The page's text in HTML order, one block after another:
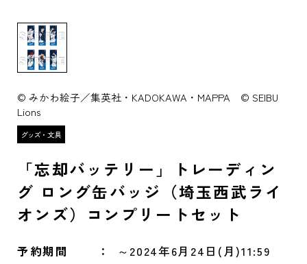
© みかわ絵子／集英社・KADOKAWA・MAPPA © SEIBU
Lions
「忘却バッテリー」トレーディン
グ ロング缶バッジ（埼玉西武ライ
オンズ）コンプリートセット
予約期間
～2024年6月24日(月)11:59